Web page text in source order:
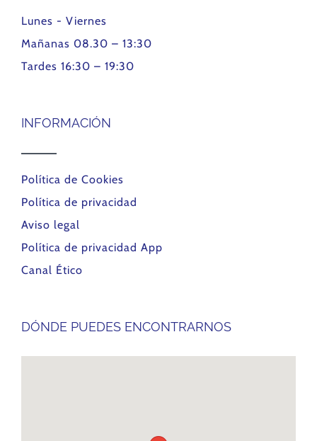
Lunes - Viernes
Mañanas 08.30 – 13:30
Tardes 16:30 – 19:30
INFORMACIÓN
Política de Cookies
Política de privacidad
Aviso legal
Política de privacidad App
Canal Ético
DÓNDE PUEDES ENCONTRARNOS